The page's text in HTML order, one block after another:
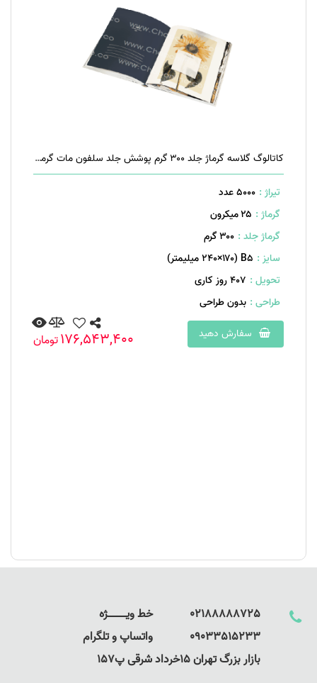
کاتالوگ گلاسه گرماژ جلد ۳۰۰ گرم پوشش جلد سلفون مات گرماژ داخل ۱۷۰ گرم ۴۰ صفحه منگنه تخت
تیراژ : 5000 عدد
گرماژ : ۲۵ میکرون
گرماژ جلد : ۳۰۰ گرم
سایز : B۵ (۲۴۰×۱۷۰ میلیمتر)
تحویل : 407 روز کاری
طراحی : بدون طراحی
سفارش دهید
176,543,400تومان
02188888725 خط ویـــــــــــــژه
09033515233 واتساپ و تلگرام
بازار بزرگ تهران 15خرداد شرقی پ157